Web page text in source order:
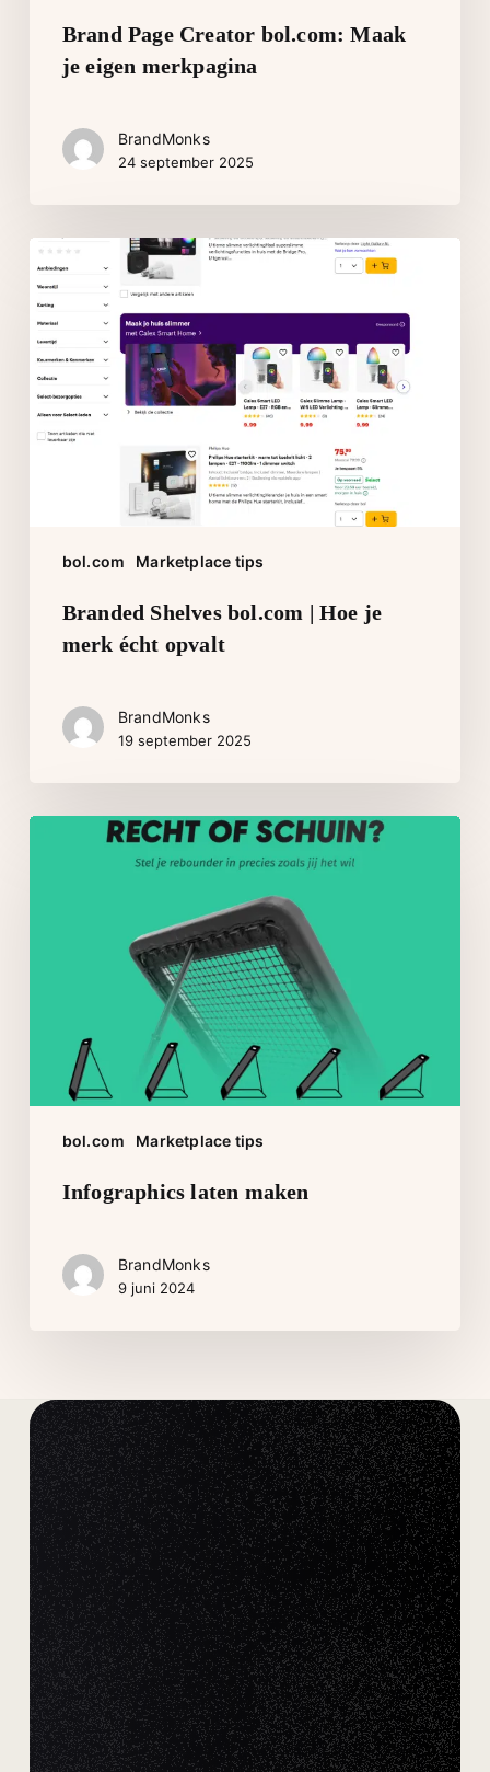
Brand Page Creator bol.com: Maak
je eigen merkpagina
BrandMonks
24 september 2025
bol.com Marketplace tips
Branded
Shelves
bol.com
Hoe
je
merk
écht
Branded Shelves bol.com | Hoe je
merk écht opvalt
BrandMonks
19 september 2025
bol.com Marketplace tips
Infographics
Infographics laten maken
BrandMonks
9 juni 2024